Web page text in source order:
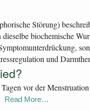
Störung)
biochemische
und
vor der
Read More…